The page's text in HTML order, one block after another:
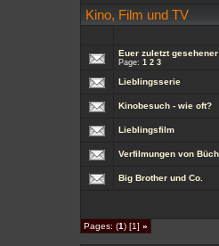
Kino, Film und TV
Euer zuletzt
Page: 1 2 3
Lieblingsserie
Kinobesuch - wie oft?
Lieblingsfilm
Verfilmungen von
Big Brother und Co.
Pages: (1) [1] »